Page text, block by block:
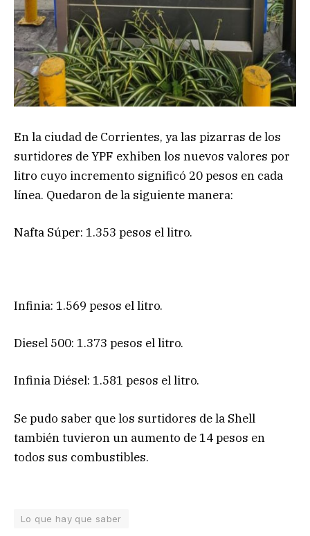
En la ciudad de Corrientes, ya las pizarras de los
surtidores de YPF exhiben los nuevos valores por
litro cuyo incremento significó 20 pesos en cada
línea. Quedaron de la siguiente manera:
Nafta Súper: 1.353 pesos el litro.
Infinia: 1.569 pesos el litro.
Diesel 500: 1.373 pesos el litro.
Infinia Diésel: 1.581 pesos el litro.
Se pudo saber que los surtidores de la Shell
también tuvieron un aumento de 14 pesos en
todos sus combustibles.
Lo que hay que saber